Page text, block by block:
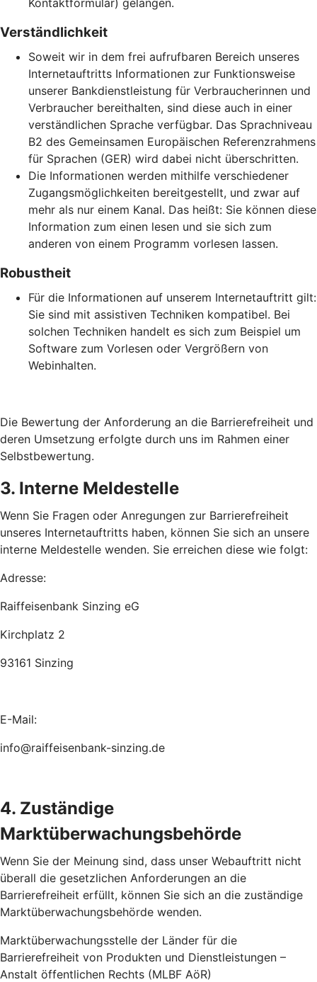
Kontaktformular) gelangen.
Verständlichkeit
Soweit wir in dem frei aufrufbaren Bereich unseres
Internetauftritts Informationen zur Funktionsweise
unserer Bankdienstleistung für Verbraucherinnen und
Verbraucher bereithalten, sind diese auch in einer
verständlichen Sprache verfügbar. Das Sprachniveau
B2 des Gemeinsamen Europäischen Referenzrahmens
für Sprachen (GER) wird dabei nicht überschritten.
Die Informationen werden mithilfe verschiedener
Zugangsmöglichkeiten bereitgestellt, und zwar auf
mehr als nur einem Kanal. Das heißt: Sie können diese
Information zum einen lesen und sie sich zum
anderen von einem Programm vorlesen lassen.
Robustheit
Für die Informationen auf unserem Internetauftritt gilt:
Sie sind mit assistiven Techniken kompatibel. Bei
solchen Techniken handelt es sich zum Beispiel um
Software zum Vorlesen oder Vergrößern von
Webinhalten.
Die Bewertung der Anforderung an die Barrierefreiheit und
deren Umsetzung erfolgte durch uns im Rahmen einer
Selbstbewertung.
3. Interne Meldestelle
Wenn Sie Fragen oder Anregungen zur Barrierefreiheit
unseres Internetauftritts haben, können Sie sich an unsere
interne Meldestelle wenden. Sie erreichen diese wie folgt:
Adresse:
Raiffeisenbank Sinzing eG
Kirchplatz 2
93161 Sinzing
E-Mail:
info@raiffeisenbank-sinzing.de
4. Zuständige
Marktüberwachungsbehörde
Wenn Sie der Meinung sind, dass unser Webauftritt nicht
überall die gesetzlichen Anforderungen an die
Barrierefreiheit erfüllt, können Sie sich an die zuständige
Marktüberwachungsbehörde wenden.
Marktüberwachungsstelle der Länder für die
Barrierefreiheit von Produkten und Dienstleistungen –
Anstalt öffentlichen Rechts (MLBF AöR)